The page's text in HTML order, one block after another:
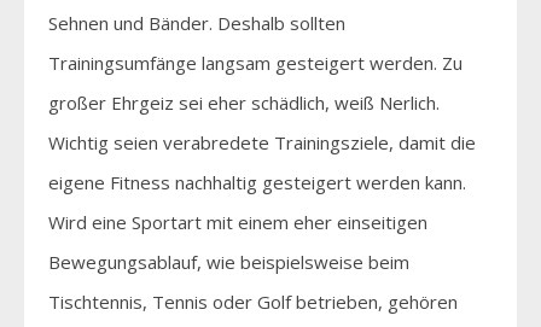
Sehnen und Bänder. Deshalb sollten
Trainingsumfänge langsam gesteigert werden. Zu
großer Ehrgeiz sei eher schädlich, weiß Nerlich.
Wichtig seien verabredete Trainingsziele, damit die
eigene Fitness nachhaltig gesteigert werden kann.
Wird eine Sportart mit einem eher einseitigen
Bewegungsablauf, wie beispielsweise beim
Tischtennis, Tennis oder Golf betrieben, gehören